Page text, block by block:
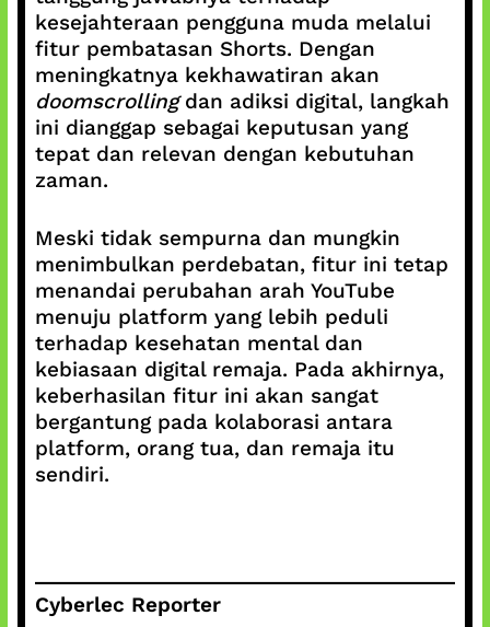
kesejahteraan pengguna muda melalui
fitur pembatasan Shorts. Dengan
meningkatnya kekhawatiran akan
doomscrollingdan adiksi digital, langkah
ini dianggap sebagai keputusan yang
tepat dan relevan dengan kebutuhan
zaman.
Meski tidak sempurna dan mungkin
menimbulkan perdebatan, fitur ini tetap
menandai perubahan arah YouTube
menuju platform yang lebih peduli
terhadap kesehatan mental dan
kebiasaan digital remaja. Pada akhirnya,
keberhasilan fitur ini akan sangat
bergantung pada kolaborasi antara
platform, orang tua, dan remaja itu
sendiri.
Cyberlec Reporter